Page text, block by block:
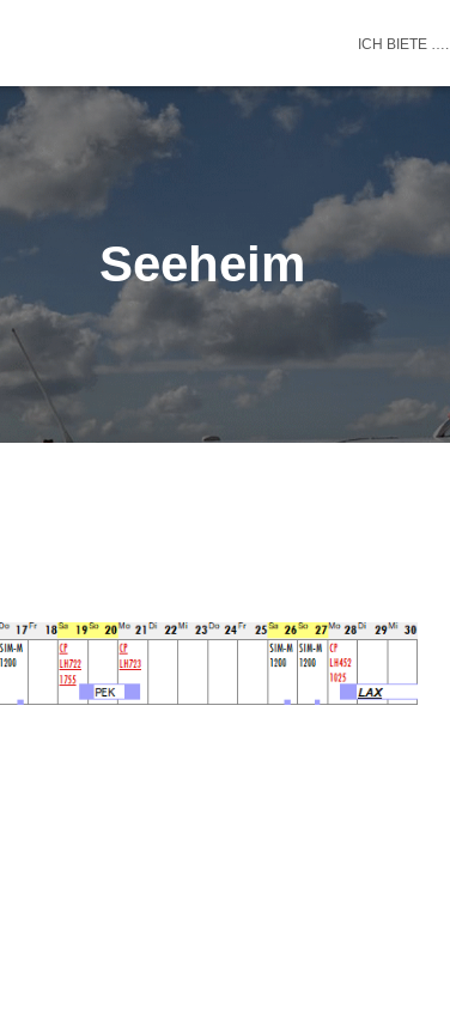
ICH BIETE ….
Seeheim